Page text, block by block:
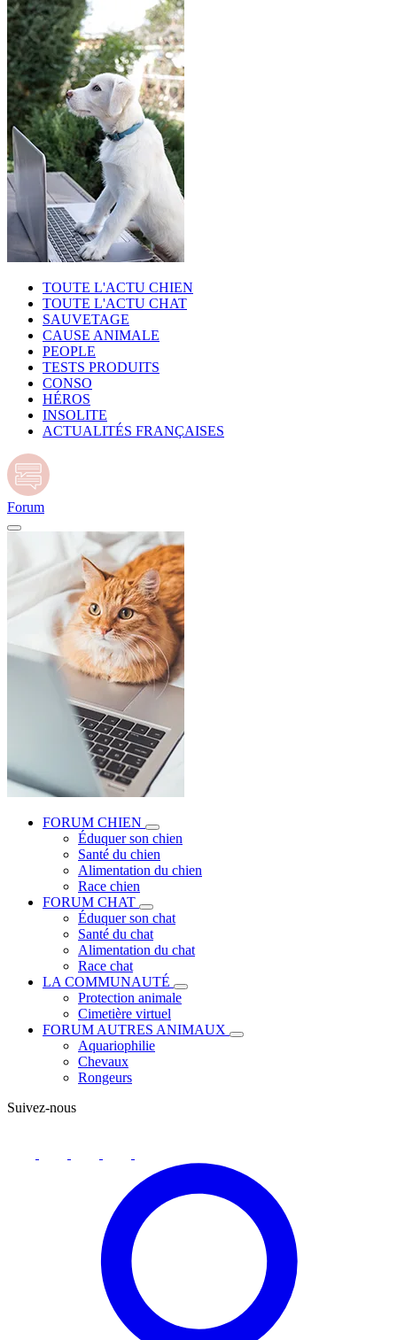
TOUTE L'ACTU CHIEN
TOUTE L'ACTU CHAT
SAUVETAGE
CAUSE ANIMALE
PEOPLE
TESTS PRODUITS
CONSO
HÉROS
INSOLITE
ACTUALITÉS FRANÇAISES
Forum
FORUM CHIEN
Éduquer son chien
Santé du chien
Alimentation du chien
Race chien
FORUM CHAT
Éduquer son chat
Santé du chat
Alimentation du chat
Race chat
LA COMMUNAUTÉ
Protection animale
Cimetière virtuel
FORUM AUTRES ANIMAUX
Aquariophilie
Chevaux
Rongeurs
Suivez-nous